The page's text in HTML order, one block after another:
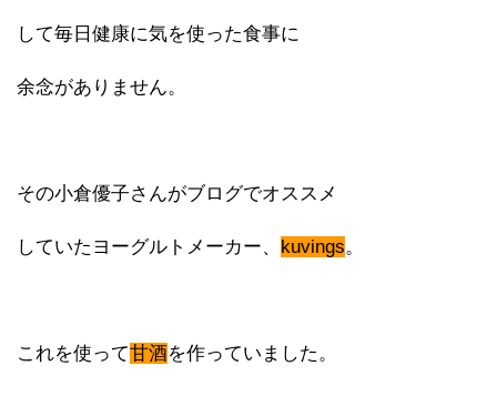
して毎日健康に気を使った食事に
余念がありません。
その小倉優子さんがブログでオススメ
していたヨーグルトメーカー、 kuvings。
これを使って甘酒を作っていました。